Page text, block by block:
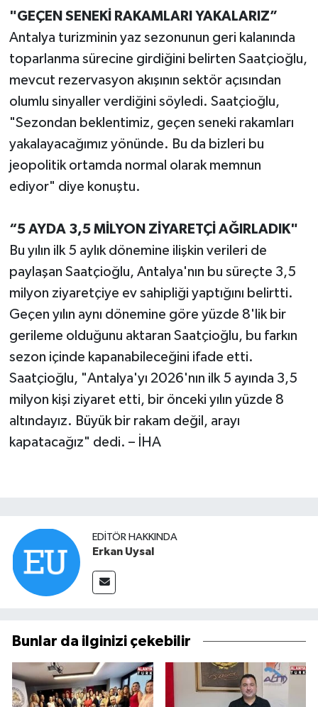
"GEÇEN SENEKİ RAKAMLARI YAKALARIZ”
Antalya turizminin yaz sezonunun geri kalanında
toparlanma sürecine girdiğini belirten Saatçioğlu,
mevcut rezervasyon akışının sektör açısından
olumlu sinyaller verdiğini söyledi. Saatçioğlu,
"Sezondan beklentimiz, geçen seneki rakamları
yakalayacağımız yönünde. Bu da bizleri bu
jeopolitik ortamda normal olarak memnun
ediyor" diye konuştu.
“5 AYDA 3,5 MİLYON ZİYARETÇİ AĞIRLADIK"
Bu yılın ilk 5 aylık dönemine ilişkin verileri de
paylaşan Saatçioğlu, Antalya'nın bu süreçte 3,5
milyon ziyaretçiye ev sahipliği yaptığını belirtti.
Geçen yılın aynı dönemine göre yüzde 8'lik bir
gerileme olduğunu aktaran Saatçioğlu, bu farkın
sezon içinde kapanabileceğini ifade etti.
Saatçioğlu, "Antalya'yı 2026'nın ilk 5 ayında 3,5
milyon kişi ziyaret etti, bir önceki yılın yüzde 8
altındayız. Büyük bir rakam değil, arayı
kapatacağız" dedi. – İHA
EDITÖR HAKKINDA
Erkan Uysal
Bunlar da ilginizi çekebilir